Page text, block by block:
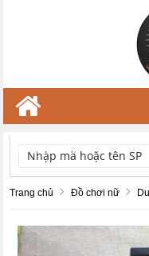
TÌM KIẾM
Trang chủ Đồ chơi nữ